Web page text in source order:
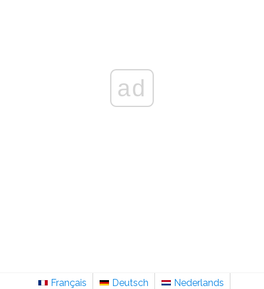
ad
Français Deutsch Nederlands